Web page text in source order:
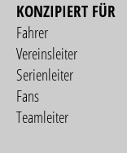
KONZIPIERT FÜR
Fahrer
Vereinsleiter
Serienleiter
Fans
Teamleiter